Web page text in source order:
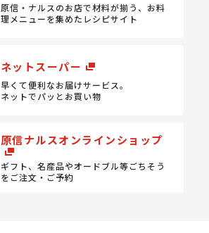
原信・ナルスのお店で材料が揃う、 お料
理メニューを集めたレシピサイト
ネットスーパー
早くて便利なお届けサービス。
ネットでパッとお買い物
原信ナルスオンラインショップ
ギフト、名産品やオードブル等ごちそう
をご注文・ご予約